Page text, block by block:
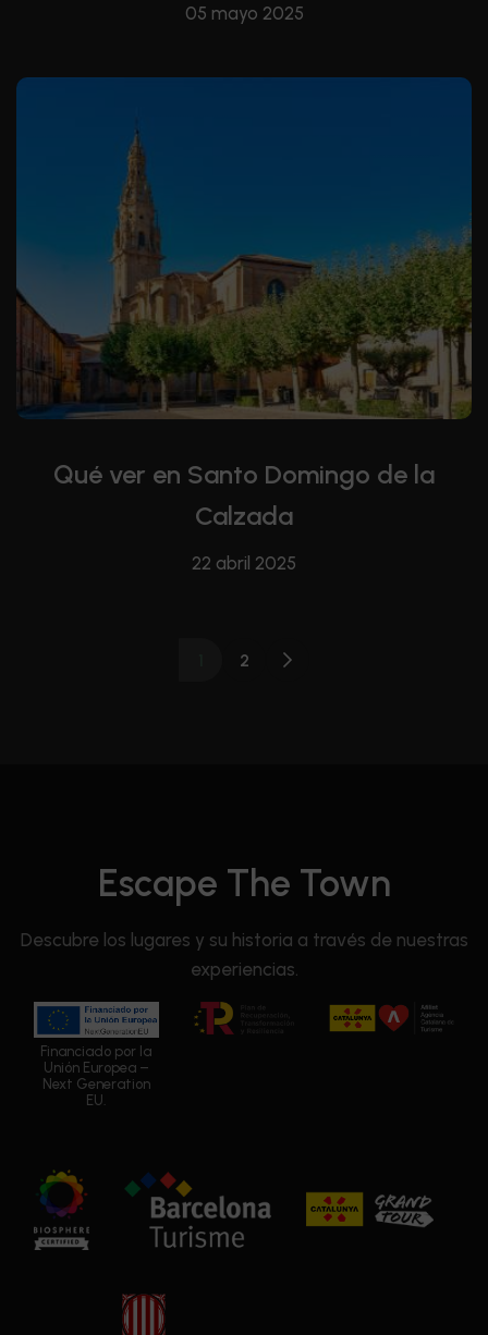
05 mayo 2025
Qué ver en Santo Domingo de la
Calzada
22 abril 2025
2
Escape The Town
Descubre los lugares y su historia a través de nuestras
experiencias.
Financiado por la
Unión Europea –
Next Generation
EU.